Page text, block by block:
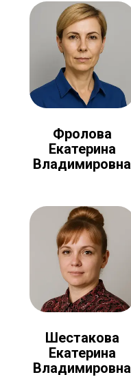
Фролова
Екатерина
Владимировна
Шестакова
Екатерина
Владимировна